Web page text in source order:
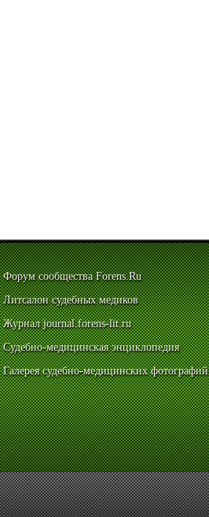
Форум сообщества Forens.Ru
Литсалон судебных медиков
Журнал journal.forens-lit.ru
Судебно-медицинская энциклопедия
Галерея судебно-медицинских фотографий